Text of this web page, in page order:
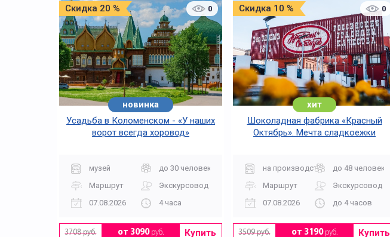
Скидка 20 % 0
новинка
Усадьба в Коломенском - «У наших
ворот всегда хоровод»
музей
до 30 человек
Маршрут
Экскурсовод
07.08.2026
4 часа
3708 руб. от 3090руб. Купить
Скидка 10 % 0
хит
Шоколадная фабрика «Красный
Октябрь». Мечта сладкоежки
на производство
до 48 человек
Маршрут
Экскурсовод
07.08.2026
до 4 часов
3509 руб. от 3190руб. Купить